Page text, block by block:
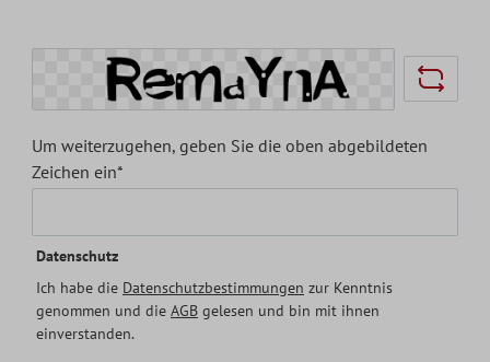
Um weiterzugehen, geben Sie die oben abgebildeten
Zeichen ein*
Datenschutz
Ich habe die Datenschutzbestimmungen zur Kenntnis
genommen und die AGB gelesen und bin mit ihnen
einverstanden.